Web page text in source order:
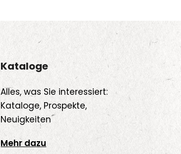
Kataloge
Alles, was Sie interessiert:
Kataloge, Prospekte,
Neuigkeiten
Mehr dazu